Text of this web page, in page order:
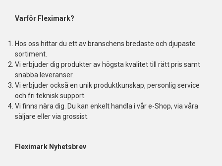
Varför Fleximark?
Hos oss hittar du ett av branschens bredaste och djupaste
sortiment.
Vi erbjuder dig produkter av högsta kvalitet till rätt pris samt
snabba leveranser.
Vi erbjuder också en unik produktkunskap, personlig service
och fri teknisk support.
Vi finns nära dig. Du kan enkelt handla i vår e-Shop, via våra
säljare eller via grossist.
Fleximark Nyhetsbrev